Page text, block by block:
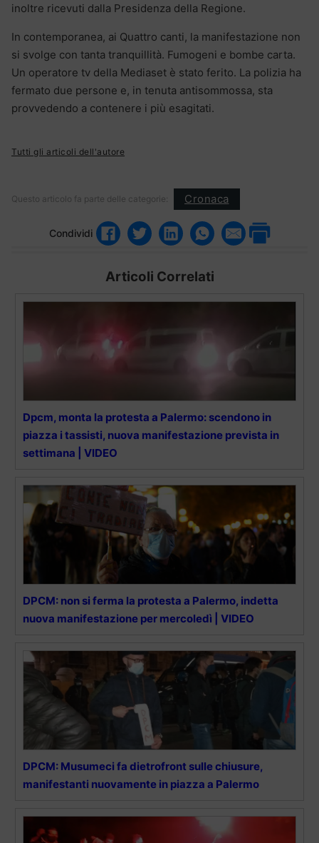
inoltre ricevuti dalla Presidenza della Regione.
In contemporanea, ai Quattro canti, la manifestazione non
si svolge con tanta tranquillità. Fumogeni e bombe carta.
Un operatore tv della Mediaset è stato ferito. La polizia ha
fermato due persone e, in tenuta antisommossa, sta
provvedendo a contenere i più esagitati.
Tutti gli articoli dell'autore
Questo articolo fa parte delle categorie: Cronaca
Condividi
Articoli Correlati
Dpcm, monta la protesta a Palermo: scendono in
piazza i tassisti, nuova manifestazione prevista in
settimana | VIDEO
DPCM: non si ferma la protesta a Palermo, indetta
nuova manifestazione per mercoledì | VIDEO
DPCM: Musumeci fa dietrofront sulle chiusure,
manifestanti nuovamente in piazza a Palermo